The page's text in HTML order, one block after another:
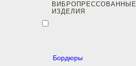
ВИБРОПРЕССОВАННЫЕ
ИЗДЕЛИЯ
Бордюры